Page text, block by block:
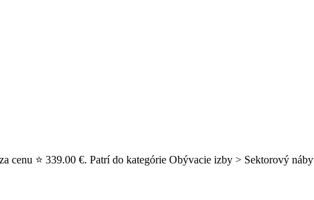
⭐ 339.00 €. Patrí do kategórie Obývacie izby > Sektorový